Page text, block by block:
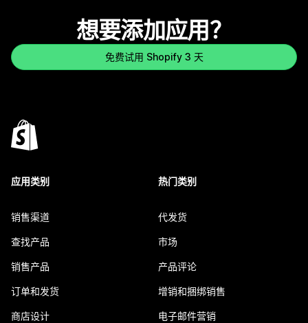
想要添加应用？
免费试用 Shopify 3 天
应用类别
销售渠道
查找产品
销售产品
订单和发货
商店设计
热门类别
代发货
市场
产品评论
增销和捆绑销售
电子邮件营销